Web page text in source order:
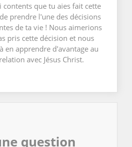
contents que tu aies fait cette
prendre l'une des décisions
de ta vie ! Nous aimerions
pris cette décision et nous
en apprendre d'avantage au
avec Jésus Christ.
question